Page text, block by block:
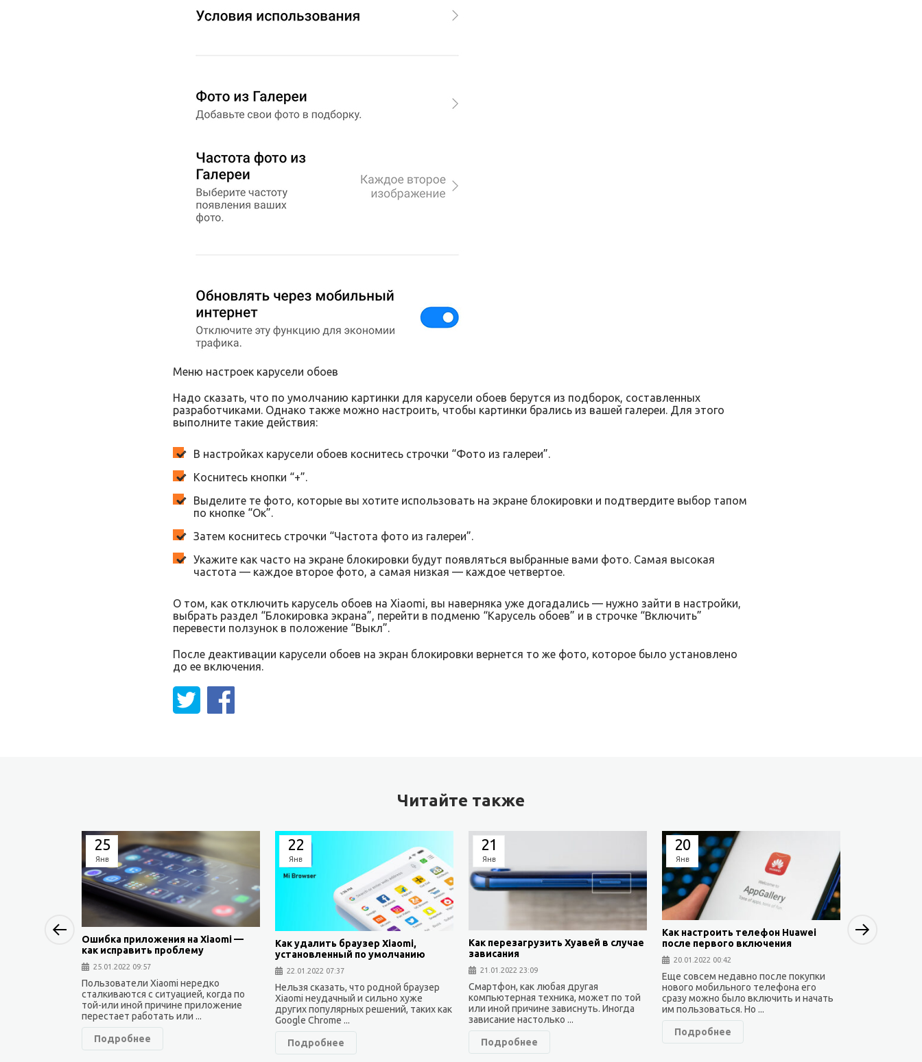
Меню настроек карусели обоев
Надо сказать, что по умолчанию картинки для карусели обоев берутся из подборок, составленных
разработчиками. Однако также можно настроить, чтобы картинки брались из вашей галереи. Для этого
выполните такие действия:
В настройках карусели обоев коснитесь строчки “Фото из галереи”.
Коснитесь кнопки “+”.
Выделите те фото, которые вы хотите использовать на экране блокировки и подтвердите выбор тапом
по кнопке “Ок”.
Затем коснитесь строчки “Частота фото из галереи”.
Укажите как часто на экране блокировки будут появляться выбранные вами фото. Самая высокая
частота — каждое второе фото, а самая низкая — каждое четвертое.
О том, как отключить карусель обоев на Xiaomi, вы наверняка уже догадались — нужно зайти в настройки,
выбрать раздел “Блокировка экрана”, перейти в подменю “Карусель обоев” и в строчке “Включить”
перевести ползунок в положение “Выкл”.
После деактивации карусели обоев на экран блокировки вернется то же фото, которое было установлено
до ее включения.
Читайте также
Previous
25
Янв
Ошибка приложения на Xiaomi —
как исправить проблему
25.01.2022 09:57
Пользователи Xiaomi нередко
сталкиваются с ситуацией, когда по
той-или иной причине приложение
перестает работать или ...
Подробнее
22
Янв
Как удалить браузер Xiaomi,
установленный по умолчанию
22.01.2022 07:37
Нельзя сказать, что родной браузер
Xiaomi неудачный и сильно хуже
других популярных решений, таких как
Google Chrome ...
Подробнее
21
Янв
Как перезагрузить Хуавей в случае
зависания
21.01.2022 23:09
Смартфон, как любая другая
компьютерная техника, может по той
или иной причине зависнуть. Иногда
зависание настолько ...
Подробнее
20
Янв
Как настроить телефон Huawei
после первого включения
20.01.2022 00:42
Еще совсем недавно после покупки
нового мобильного телефона его
сразу можно было включить и начать
им пользоваться. Но ...
Подробнее
Next